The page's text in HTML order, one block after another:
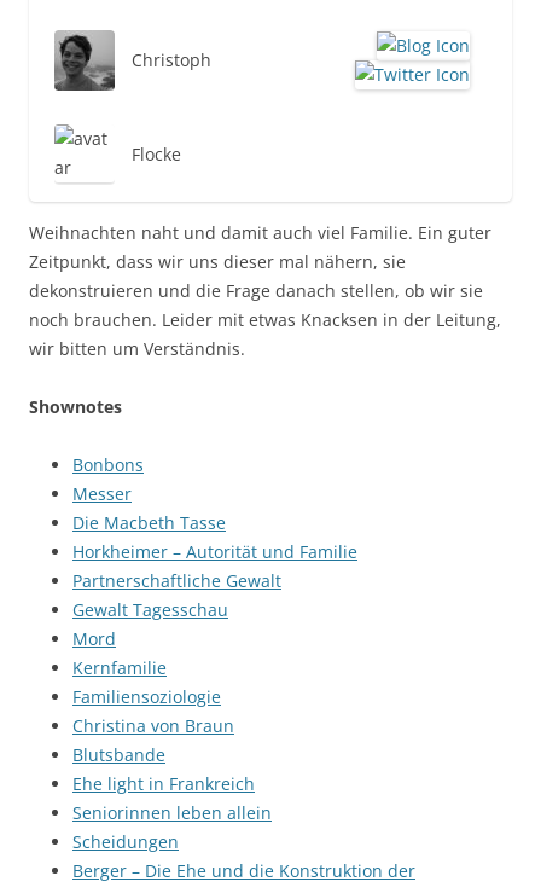
Christoph
Flocke
Weihnachten naht und damit auch viel Familie. Ein guter
Zeitpunkt, dass wir uns dieser mal nähern, sie
dekonstruieren und die Frage danach stellen, ob wir sie
noch brauchen. Leider mit etwas Knacksen in der Leitung,
wir bitten um Verständnis.
Shownotes
Bonbons
Messer
Die Macbeth Tasse
Horkheimer – Autorität und Familie
Partnerschaftliche Gewalt
Gewalt Tagesschau
Mord
Kernfamilie
Familiensoziologie
Christina von Braun
Blutsbande
Ehe light in Frankreich
Seniorinnen leben allein
Scheidungen
Berger – Die Ehe und die Konstruktion der